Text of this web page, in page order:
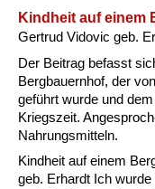
wurde.) U...
Kindheit auf einem
Gertrud Vidovic geb.
Der Beitrag befasst
Bergbauernhof, der
geführt wurde und
Kriegszeit.
Nahrungsmitteln.
Kindheit auf einem
geb. Erhardt Ich